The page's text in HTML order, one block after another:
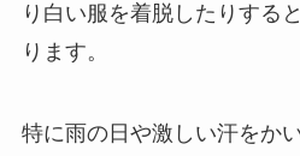
り白い服を着脱したりする
ります。
特に雨の日や激しい汗をか